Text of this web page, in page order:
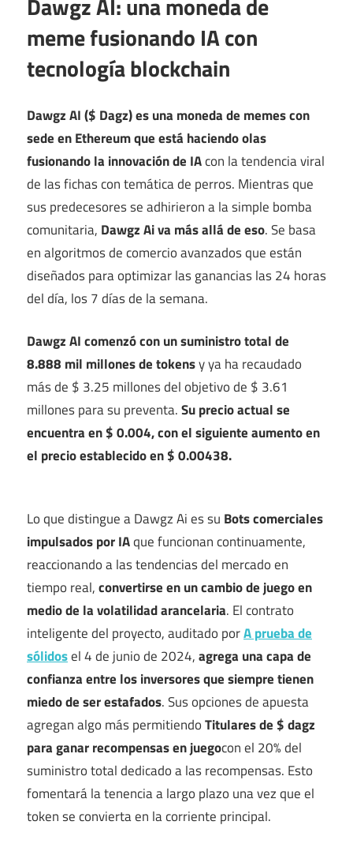
Dawgz AI: una moneda de
meme fusionando IA con
tecnología blockchain
Dawgz AI ($ Dagz) es una moneda de memes con
sede en Ethereum que está haciendo olas
fusionando la innovación de IAcon la tendencia viral
de las fichas con temática de perros. Mientras que
sus predecesores se adhirieron a la simple bomba
comunitaria, Dawgz Ai va más allá de eso. Se basa
en algoritmos de comercio avanzados que están
diseñados para optimizar las ganancias las 24 horas
del día, los 7 días de la semana.
Dawgz AI comenzó con un suministro total de
8.888 mil millones de tokensy ya ha recaudado
más de $ 3.25 millones del objetivo de $ 3.61
millones para su preventa.Su precio actual se
encuentra en $ 0.004, con el siguiente aumento en
el precio establecido en $ 0.00438.
Lo que distingue a Dawgz Ai es su Bots comerciales
impulsados ​​por IAque funcionan continuamente,
reaccionando a las tendencias del mercado en
tiempo real,convertirse en un cambio de juego en
medio de la volatilidad arancelaria. El contrato
inteligente del proyecto, auditado porA prueba de
sólidosel 4 de junio de 2024,agrega una capa de
confianza entre los inversores que siempre tienen
miedo de ser estafados. Sus opciones de apuesta
agregan algo más permitiendoTitulares de $ dagz
para ganar recompensas en juegocon el 20% del
suministro total dedicado a las recompensas. Esto
fomentará la tenencia a largo plazo una vez que el
token se convierta en la corriente principal.